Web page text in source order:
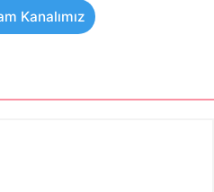
Kanalımız